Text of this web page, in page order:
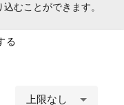
むことができます。
る
上限なし